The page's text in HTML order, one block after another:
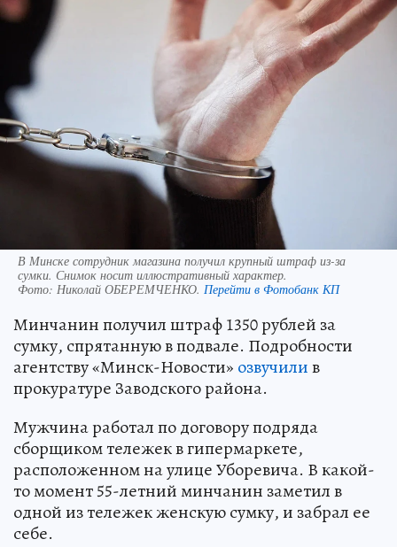
В Минске сотрудник магазина получил крупный штраф из-за
сумки. Снимок носит иллюстративный характер.
Фото: Николай ОБЕРЕМЧЕНКО. Перейти в Фотобанк КП
Минчанин получил штраф 1350 рублей за
сумку, спрятанную в подвале. Подробности
агентству «Минск-Новости» озвучилив
прокуратуре Заводского района.
Мужчина работал по договору подряда
сборщиком тележек в гипермаркете,
расположенном на улице Уборевича. В какой-
то момент 55-летний минчанин заметил в
одной из тележек женскую сумку, и забрал ее
себе.